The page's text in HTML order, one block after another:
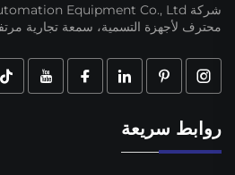
محترف لأجهزة التسمية، سمعة تجارية
روابط سريعة